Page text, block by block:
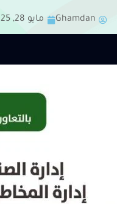
Ghamdan مايو 28, 2025